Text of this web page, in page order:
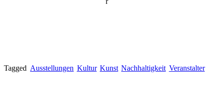
Tagged Ausstellungen Kultur Kunst Nachhaltigkeit Veranstalter